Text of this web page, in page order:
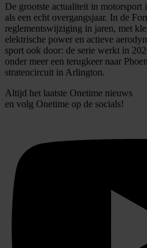
De grootste actualiteit in
als een echt overgangsjaar. In de
reglementswijziging in jaren, met
elektrische power en actieve
sport ook door: de serie werkt in
onder meer een terugkeer naar
stratencircuit in Arlington.
Altijd het laatste Onetime nieuws
en volg Onetime op de socials!